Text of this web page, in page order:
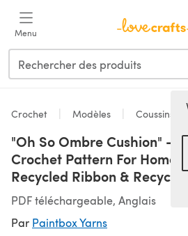
Menu
Crochet Modèles Coussins
"Oh So Ombre Cushion" -
Crochet Pattern For Home
Recycled Ribbon &
PDF téléchargeable, Anglais
Par Paintbox Yarns